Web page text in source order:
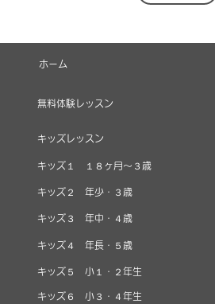
キッズレッスン
キッズ１ １８ヶ月～３歳
キッズ２ 年少・３歳
キッズ３ 年中・４歳
キッズ４ 年長・５歳
キッズ５ 小１・２年生
キッズ６ 小３・４年生
ホーム
無料体験レッスン